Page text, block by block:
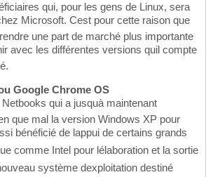
qui, pour les gens de Linux, sera
Microsoft. Cest pour cette raison que
une part de marché plus importante
avec les différentes versions quil compte
Google Chrome OS
qui a jusquà maintenant
que mal la version Windows XP pour
bénéficié de lappui de certains grands
comme Intel pour lélaboration et la sortie
système dexploitation destiné